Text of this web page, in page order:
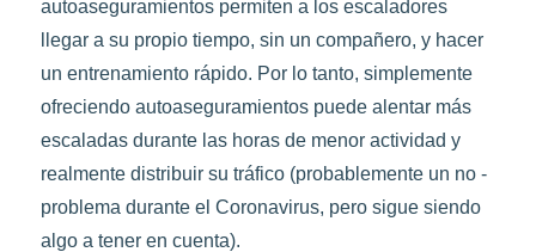
autoaseguramientos permiten a los escaladores
llegar a su propio tiempo, sin un compañero, y hacer
un entrenamiento rápido. Por lo tanto, simplemente
ofreciendo autoaseguramientos puede alentar más
escaladas durante las horas de menor actividad y
realmente distribuir su tráfico (probablemente un no -
problema durante el Coronavirus, pero sigue siendo
algo a tener en cuenta).